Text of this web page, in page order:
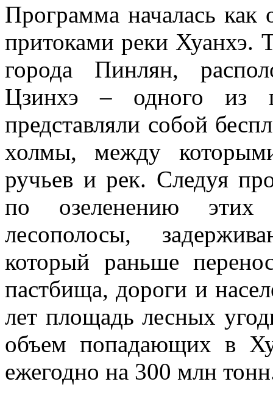
Программа началась как
притоками реки Хуанхэ.
города Пинлян,
Цзинхэ – одного из
представляли собой
холмы, между
ручьев и рек. Следуя
по озеленению этих
лесополосы,
который раньше
пастбища, дороги и
лет площадь лесных
объем попадающих в
ежегодно на 300 млн